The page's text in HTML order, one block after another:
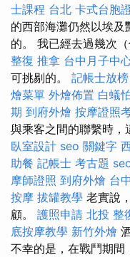
士課程 台北 卡式台胞
的西部海灘仍然以埃
的。 我已經去過幾次
整復 推拿 台中月子中
可挑剔的。 記帳士放榜
燴菜單 外燴佈置 白蟻
期 到府外燴 按摩證照
與乘客之間的聯繫時，
臥室設計 seo 關鍵字
助餐 記帳士 考古題
摩師證照 到府外燴 台
按摩 拔罐教學 老實說
顧。 護照申請 北投 整
底按摩教學 新竹外燴
不幸的是，在戰鬥期間